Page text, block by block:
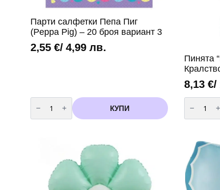
Парти салфетки Пепа Пиг
(Peppa Pig) – 20 броя вариант 3
2,55 €/ 4,99 лв.
количество
за
Парти
салфетки
вариант
КУПИ
Пинята
8,13€/
за
Пинята
“Frozen”
Кралство
32
см